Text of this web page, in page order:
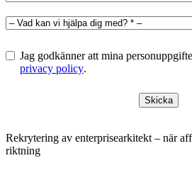
Jag godkänner att mina
privacy policy.
Skicka
Rekrytering av enterprisearkitekt – när
riktning